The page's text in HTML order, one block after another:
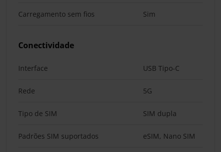
Carregamento sem fios Sim
Conectividade
Interface USB Tipo-C
Rede 5G
Tipo de SIM SIM dupla
Padrões SIM suportados eSIM, Nano SIM